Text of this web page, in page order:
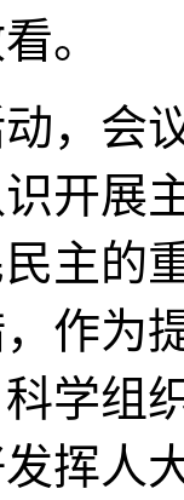
。
，会
开展
主的
作为
学组
挥人